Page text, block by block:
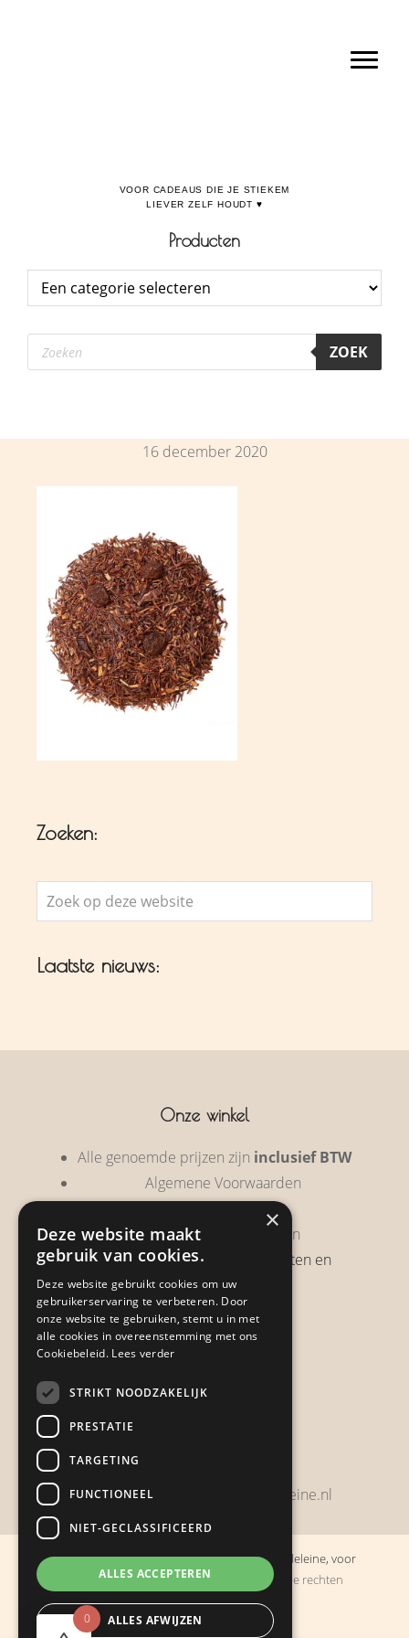
Producten
Producten
zoeken ZOEK
16 december 2020
Zoeken:
Zoek
op
website
Laatste nieuws:
Onze winkel
Alle genoemde prijzen zijn inclusief BTW
Algemene Voorwaarden
Garantie & Retourneren
Verzendbeleid, verzendkosten en
verzendtijden
Heb je een klacht?
Zwijnsbergenstraat 154
bestelling@boulevarddelamadeleine.nl
© Copyright 2019 - 2026Boulevard de la Madeleine, voor
cadeaus die je stiekem liever zelf houdt· Alle rechten
voorbehouden
Ontwikkeling door
0
×
Deze website maakt
gebruik van cookies.
Deze website gebruikt cookies om uw
gebruikerservaring te verbeteren. Door
onze website te gebruiken, stemt u in met
alle cookies in overeenstemming met ons
Cookiebeleid. Lees verder
STRIKT NOODZAKELIJK
PRESTATIE
TARGETING
FUNCTIONEEL
NIET-GECLASSIFICEERD
ALLES ACCEPTEREN
ALLES AFWIJZEN